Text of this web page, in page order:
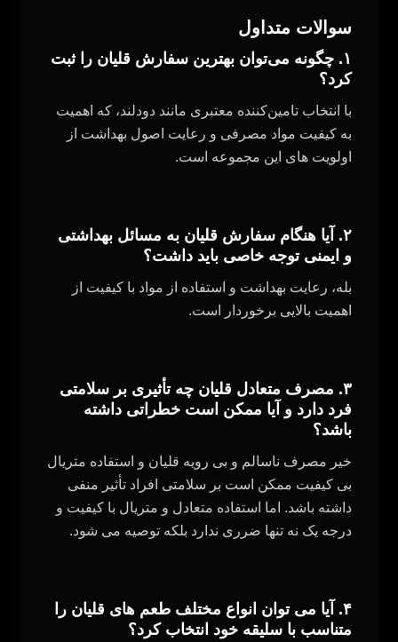
سوالات متداول
۱. چگونه می‌توان بهترین سفارش قلیان را ثبت
کرد؟
با انتخاب تامین‌کننده معتبری مانند دودلند، که اهمیت
به کیفیت مواد مصرفی و رعایت اصول بهداشت از
اولویت های این مجموعه است.
۲. آیا هنگام سفارش قلیان به مسائل بهداشتی
و ایمنی توجه خاصی باید داشت؟
بله، رعایت بهداشت و استفاده از مواد با کیفیت از
اهمیت بالایی برخوردار است.
۳. مصرف متعادل قلیان چه تأثیری بر سلامتی
فرد دارد و آیا ممکن است خطراتی داشته
باشد؟
خیر مصرف ناسالم و بی رویه قلیان و استفاده متریال
بی کیفیت ممکن است بر سلامتی افراد تأثیر منفی
داشته باشد. اما استفاده متعادل و متریال با کیفیت و
درجه یک نه تنها ضرری ندارد بلکه توصیه می‌ شود.
۴. آیا می‌ توان انواع مختلف طعم‌ های قلیان را
متناسب با سلیقه خود انتخاب کرد؟